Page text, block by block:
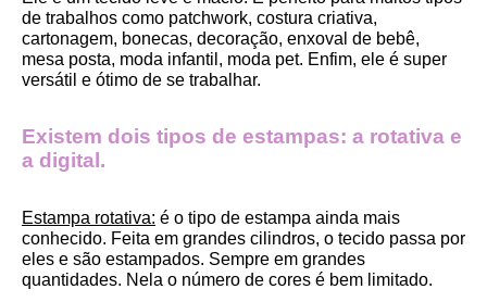
de trabalhos como patchwork, costura criativa,
cartonagem, bonecas, decoração, enxoval de bebê,
mesa posta, moda infantil, moda pet. Enfim, ele é super
versátil e ótimo de se trabalhar.
Existem dois tipos de estampas: a rotativa e
a digital.
Estampa rotativa: é o tipo de estampa ainda mais
conhecido. Feita em grandes cilindros, o tecido passa por
eles e são estampados. Sempre em grandes
quantidades. Nela o número de cores é bem limitado.